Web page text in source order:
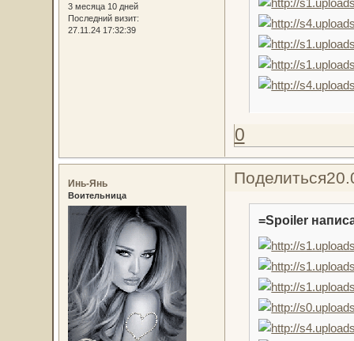
3 месяца 10 дней
Последний визит:
27.11.24 17:32:39
0
Поделиться
Инь-Янь
Воительница
=Spoiler